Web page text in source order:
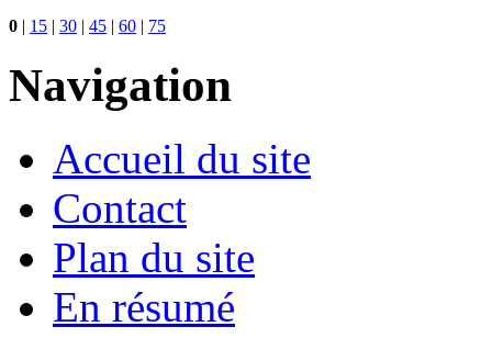
0 | 15 | 30 | 45 | 60 | 75
Navigation
Accueil du site
Contact
Plan du site
En résumé